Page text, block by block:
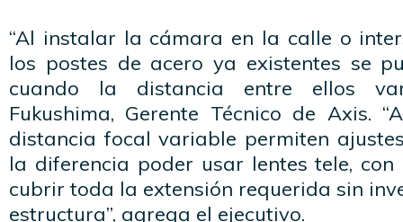
“Al instalar la cámara en la calle o
los postes de acero ya existentes se
cuando la distancia entre ellos
Fukushima, Gerente Técnico de Axis.
distancia focal variable permiten
la diferencia poder usar lentes tele,
cubrir toda la extensión requerida sin
estructura”, agrega el ejecutivo.